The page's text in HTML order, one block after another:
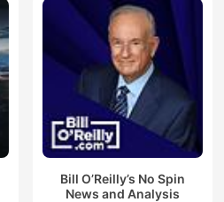
Bill O’Reilly’s No Spin
News and Analysis